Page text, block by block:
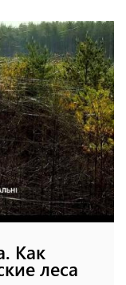
Как
леса